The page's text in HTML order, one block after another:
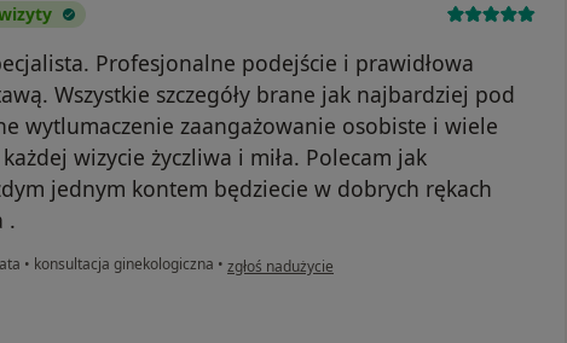
Profesjonalne podejście i prawidłowa
Wszystkie szczegóły brane jak najbardziej pod
wytlumaczenie zaangażowanie osobiste i wiele
wizycie życzliwa i miła. Polecam jak
jednym kontem będziecie w dobrych rękach
.
• konsultacja ginekologiczna • w opinii użytkownika L.D
zgłoś nadużycie